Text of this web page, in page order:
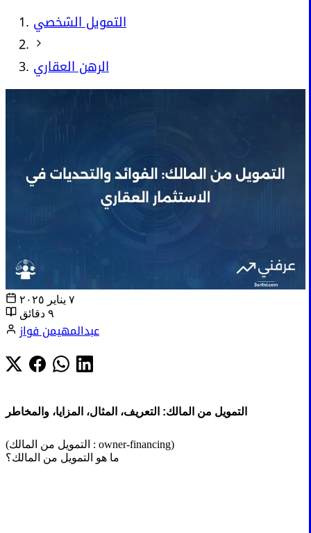
التمويل الشخصي
الرهن العقاري
٧ يناير ٢٠٢٥
٩ دقائق
عبدالمهيمن فواز
التمويل من المالك: التعريف، المثال، المزايا، والمخاطر
(التمويل من المالك : owner-financing)
ما هو التمويل من المالك؟